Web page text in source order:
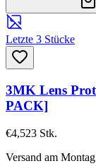
Letzte 3 Stücke
3MK Lens
PACK]
€4,523 Stk.
Versand am Montag